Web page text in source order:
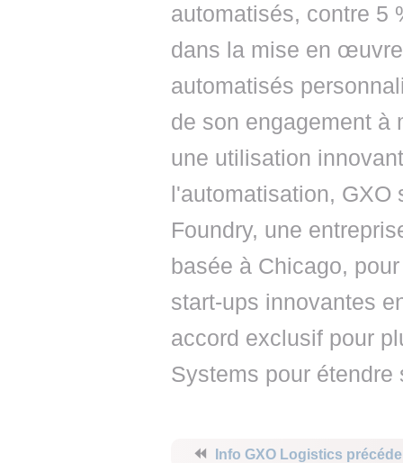
automatisés, contre 5
dans la mise en
automatisés
de son engagement à
une utilisation
l'automatisation, GXO
Foundry, une
basée à Chicago,
start-ups innovantes
accord exclusif pour
Systems pour
⏪ Info GXO Logistics